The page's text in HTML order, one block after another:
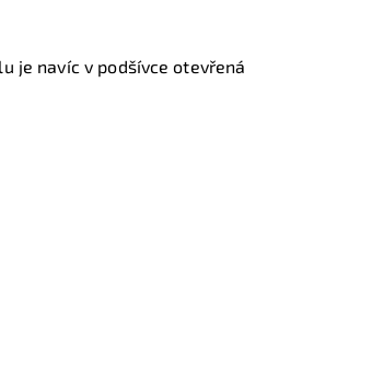
je navíc v podšívce otevřená